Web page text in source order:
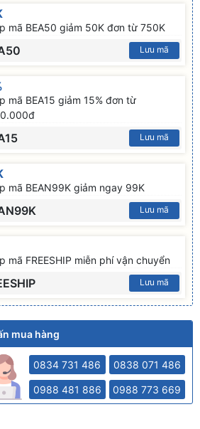
mã BEA50 giảm 50K đơn từ 750K
Lưu mã
mã BEA15 giảm 15% đơn từ
Lưu mã
mã BEAN99K giảm ngay 99K
Lưu mã
mã FREESHIP miễn phí vận chuyển
Lưu mã
mua hàng
0834 731 486 0838 071 486
0988 481 886 0988 773 669